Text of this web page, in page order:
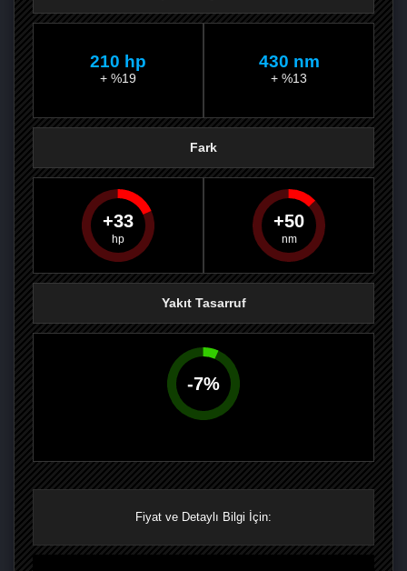
PAYLAŞPAYLAŞPLUS'TA
210 hp
+ %19
430 nm
+ %13
Fark
33 50
Yakıt Tasarruf
-7%
Fiyat ve Detaylı Bilgi İçin: